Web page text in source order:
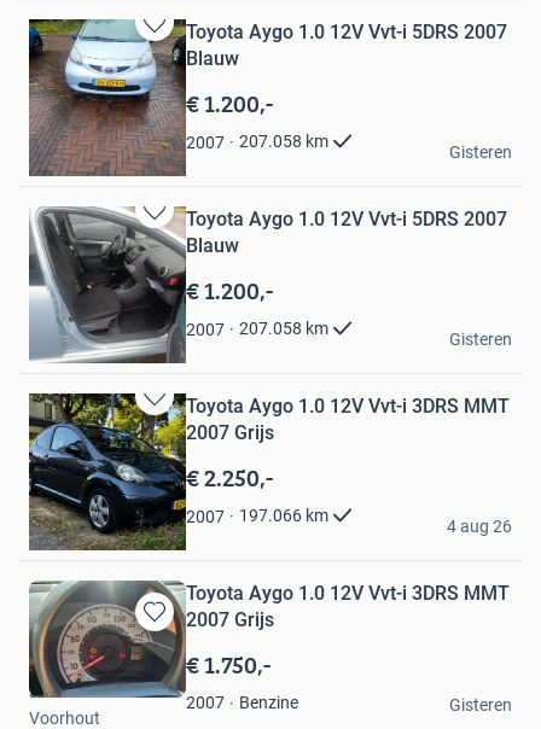
Bewaren
in
Mijn
Favorieten
Toyota Aygo 1.0 12V Vvt-i 5DRS 2007
Blauw
€ 1.200,-
2007 207.058 km
R.A Arsenal
Joure
Gisteren
Bewaren
in
Mijn
Favorieten
Toyota Aygo 1.0 12V Vvt-i 5DRS 2007
Blauw
€ 1.200,-
2007 207.058 km
R.A Arsenal
Joure
Gisteren
Bewaren
in
Mijn
Favorieten
Toyota Aygo 1.0 12V Vvt-i 3DRS MMT
2007 Grijs
€ 2.250,-
2007 197.066 km
Cheyenne Kerkmeer
Almere
4 aug 26
Bewaren
in
Mijn
Favorieten
Toyota Aygo 1.0 12V Vvt-i 3DRS MMT
2007 Grijs
€ 1.750,-
2007 Benzine
stucmodern
Voorhout
Gisteren